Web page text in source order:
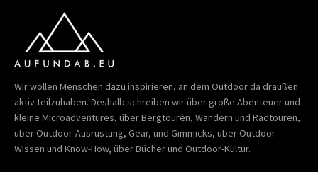
Wir wollen Menschen dazu inspirieren, an dem Outdoor da draußen
aktiv teilzuhaben. Deshalb schreiben wir über große Abenteuer und
kleine Microadventures, über Bergtouren, Wandern und Radtouren,
über Outdoor-Ausrüstung, Gear, und Gimmicks, über Outdoor-
Wissen und Know-How, über Bücher und Outdoor-Kultur.